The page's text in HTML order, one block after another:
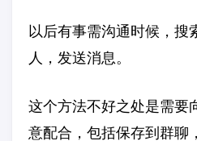
以后有事需沟通时候，搜
人，发送消息。
这个方法不好之处是需要
意配合，包括保存到群聊